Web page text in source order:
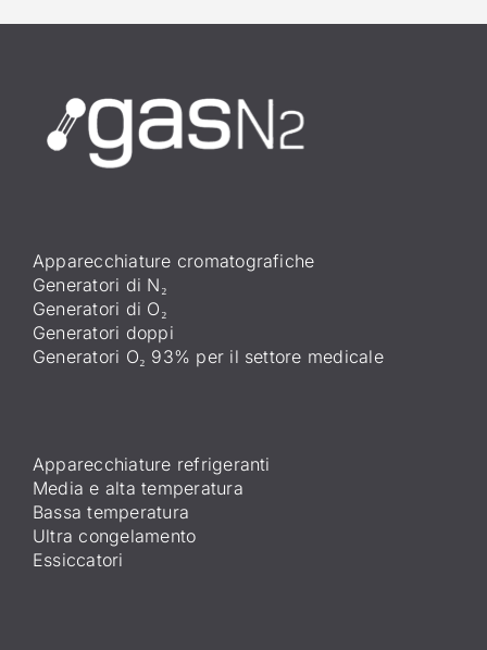
Apparecchiature cromatografiche
Generatori di N₂
Generatori di O₂
Generatori doppi
Generatori O₂ 93% per il settore medicale
Apparecchiature refrigeranti
Media e alta temperatura
Bassa temperatura
Ultra congelamento
Essiccatori